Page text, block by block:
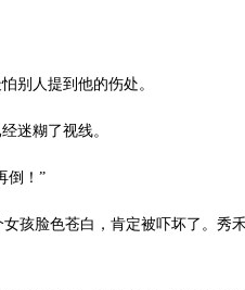
别人提到他的伤处。
迷糊了视线。
倒！”
脸色苍白，肯定被吓坏了。秀